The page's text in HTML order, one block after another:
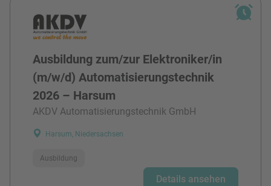
Ausbildung zum/zur Elektroniker/in
(m/w/d) Automatisierungstechnik
2026 – Harsum
AKDV Automatisierungstechnik GmbH
Harsum, Niedersachsen
Ausbildung
Details ansehen